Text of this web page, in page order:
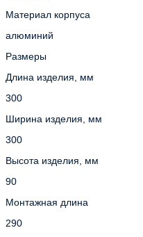
Материал корпуса
алюминий
Размеры
Длина изделия, мм
300
Ширина изделия, мм
300
Высота изделия, мм
90
Монтажная длина
290